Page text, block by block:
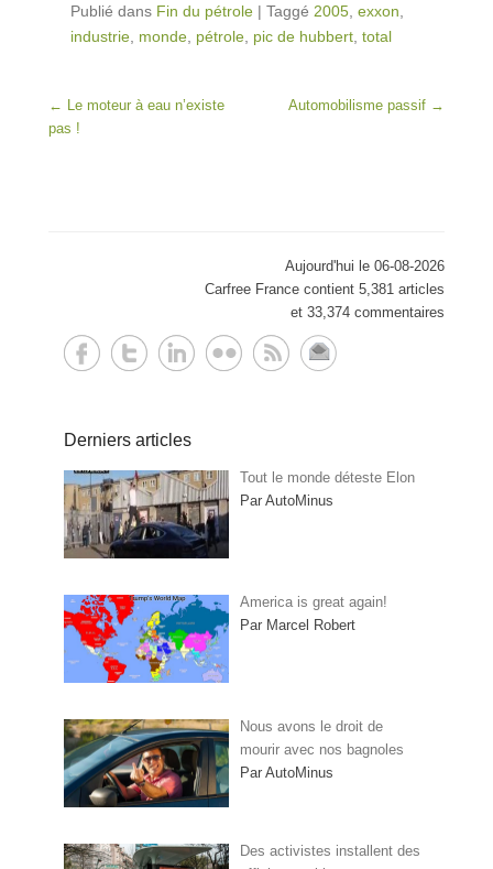
Publié dans Fin du pétrole | Taggé 2005 exxon
industrie monde pétrole pic de hubbert total
Post navigation
←
Le moteur à eau n’existe
pas !
Automobilisme passif →
Aujourd'hui le 06-08-2026
Carfree France contient 5,381 articles
et 33,374 commentaires
Derniers articles
Tout le monde déteste Elon
Par AutoMinus
America is great again!
Par Marcel Robert
Nous avons le droit de
mourir avec nos bagnoles
Par AutoMinus
Des activistes installent des